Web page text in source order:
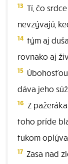
13 Tí, čo
nevzývajú,
14 tým aj
rovnako aj
15
dáva jeho
16 Z
toho príde
tukom
17 Zasa nad